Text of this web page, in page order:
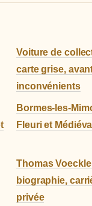
Voiture de
carte grise,
inconvénients
Bormes-les-
Fleuri et
Thomas
biographie,
privée